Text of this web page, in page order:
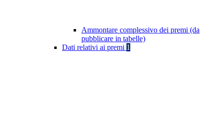
Ammontare complessivo dei premi (da
pubblicare in tabelle)
Dati relativi ai premi 1